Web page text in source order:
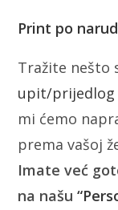
Print po
Tražite nešto
upit/prijedlog
mi ćemo
prema vašoj
Imate već
na našu